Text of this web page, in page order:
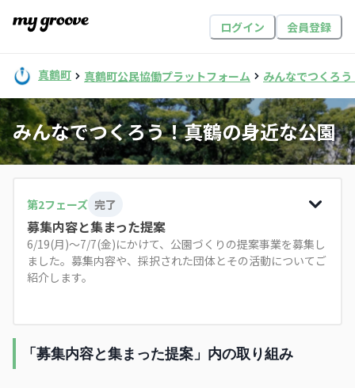
ログイン 会員登録
真鶴町 真鶴町公民協働プラットフォーム みんなでつくろ
みんなでつくろう！真鶴の身近な公園
第2フェーズ 完了
募集内容と集まった提案
6/19(月)～7/7(金)にかけて、公園づくりの提案事業を募集し
ました。募集内容や、採択された団体とその活動についてご
紹介します。
「募集内容と集まった提案」内の取り組み